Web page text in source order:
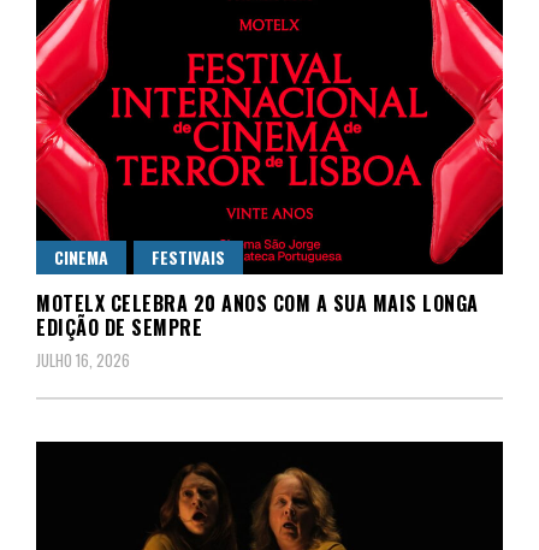
CINEMA FESTIVAIS
MOTELX CELEBRA 20 ANOS COM A SUA MAIS LONGA
EDIÇÃO DE SEMPRE
JULHO 16, 2026